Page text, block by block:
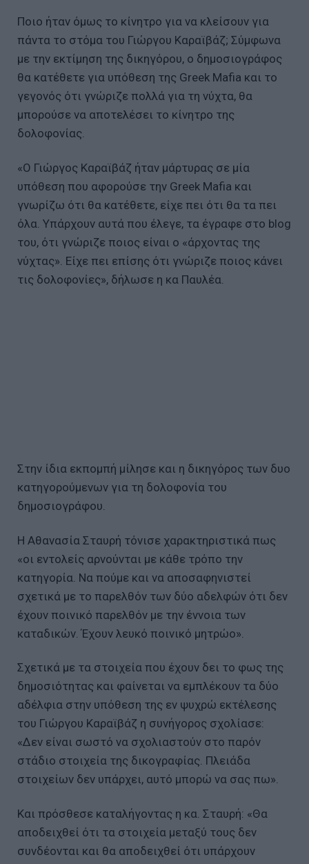
Ποιο ήταν όμως το κίνητρο για να κλείσουν για
πάντα το στόμα του Γιώργου Καραϊβάζ; Σύμφωνα
με την εκτίμηση της δικηγόρου, ο δημοσιογράφος
θα κατέθετε για υπόθεση της Greek Mafia και το
γεγονός ότι γνώριζε πολλά για τη νύχτα, θα
μπορούσε να αποτελέσει το κίνητρο της
δολοφονίας.
«Ο Γιώργος Καραϊβάζ ήταν μάρτυρας σε μία
υπόθεση που αφορούσε την Greek Mafia και
γνωρίζω ότι θα κατέθετε, είχε πει ότι θα τα πει
όλα. Υπάρχουν αυτά που έλεγε, τα έγραφε στο blog
του, ότι γνώριζε ποιος είναι ο «άρχοντας της
νύχτας». Είχε πει επίσης ότι γνώριζε ποιος κάνει
τις δολοφονίες», δήλωσε η κα Παυλέα.
Στην ίδια εκπομπή μίλησε και η δικηγόρος των δυο
κατηγορούμενων για τη δολοφονία του
δημοσιογράφου.
Η Αθανασία Σταυρή τόνισε χαρακτηριστικά πως
«οι εντολείς αρνούνται με κάθε τρόπο την
κατηγορία. Να πούμε και να αποσαφηνιστεί
σχετικά με το παρελθόν των δύο αδελφών ότι δεν
έχουν ποινικό παρελθόν με την έννοια των
καταδικών. Έχουν λευκό ποινικό μητρώο».
Σχετικά με τα στοιχεία που έχουν δει το φως της
δημοσιότητας και φαίνεται να εμπλέκουν τα δύο
αδέλφια στην υπόθεση της εν ψυχρώ εκτέλεσης
του Γιώργου Καραϊβάζ η συνήγορος σχολίασε:
«Δεν είναι σωστό να σχολιαστούν στο παρόν
στάδιο στοιχεία της δικογραφίας. Πλειάδα
στοιχείων δεν υπάρχει, αυτό μπορώ να σας πω».
Και πρόσθεσε καταλήγοντας η κα. Σταυρή: «Θα
αποδειχθεί ότι τα στοιχεία μεταξύ τους δεν
συνδέονται και θα αποδειχθεί ότι υπάρχουν